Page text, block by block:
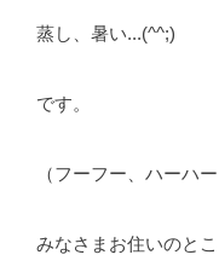
蒸し、暑い...(^^;)
です。
（フーフー、ハーハー
みなさまお住いのとこ